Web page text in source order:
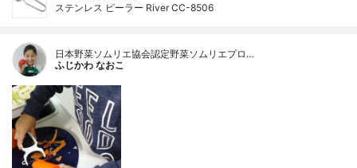
ステンレス ピーラー River CC-8506
日本野菜ソムリエ協会認定野菜ソムリエプロ…
ふじかわ なおこ